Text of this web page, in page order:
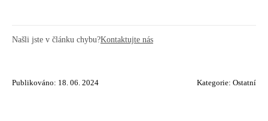
Našli jste v článku chybu?Kontaktujte nás
Publikováno: 18. 06. 2024 Kategorie: Ostatní